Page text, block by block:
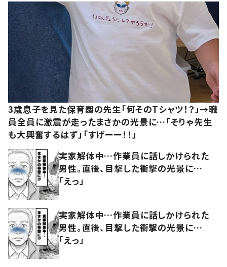
3歳息子を見た保育園の先生「何そのTシャツ！？」→職
員全員に激震が走ったまさかの光景に…「そりゃ先生
も大興奮するはず」「すげーー！！」
実家解体中…作業員に話しかけられた
男性。直後、目撃した衝撃の光景に…
「えっ」
実家解体中…作業員に話しかけられた
男性。直後、目撃した衝撃の光景に…
「えっ」